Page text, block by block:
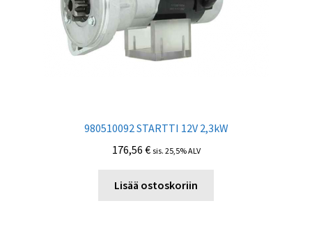
980510092 STARTTI 12V 2,3kW
176,56 € sis. 25,5% ALV
Lisää ostoskoriin